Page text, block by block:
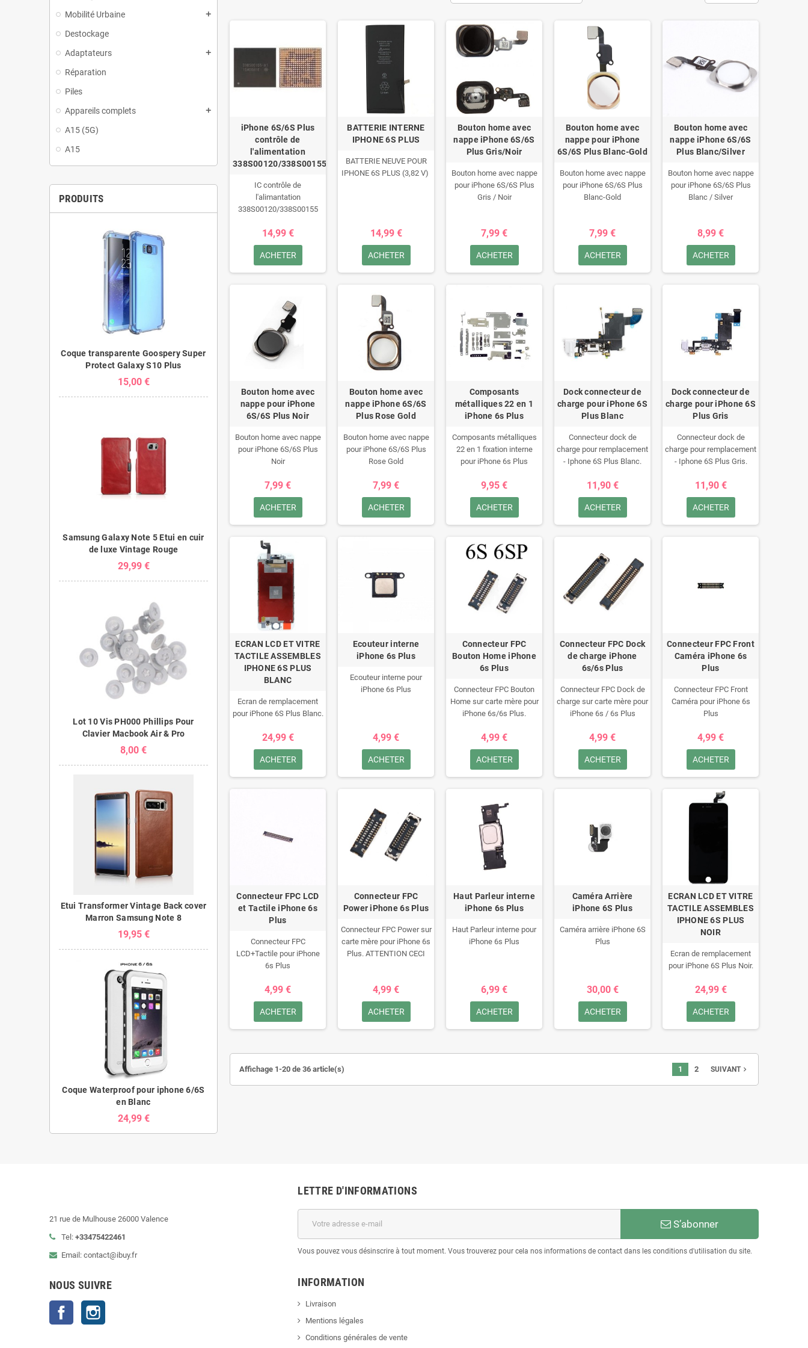
Mobilité Urbaine add
Destockage
Adaptateurs
add
Réparation
Piles
Appareils complets
add
A15 (5G)
A15
PRODUITS
Coque transparente Goospery Super
Protect Galaxy S10 Plus
15,00 €
Samsung Galaxy Note 5 Etui en cuir
de luxe Vintage Rouge
29,99 €
Lot 10 Vis PH000 Phillips Pour
Clavier Macbook Air & Pro
8,00 €
Etui Transformer Vintage Back cover
Marron Samsung Note 8
19,95 €
Coque Waterproof pour iphone 6/6S
en Blanc
24,99 €
iPhone 6S/6S Plus
contrôle de
l'alimentation
338S00120/338S00155
IC contrôle de
l'alimantation
338S00120/338S00155
6s Plus.
14,99 €
ACHETER
BATTERIE INTERNE
IPHONE 6S PLUS
BATTERIE NEUVE POUR
IPHONE 6S PLUS (3,82 V)
14,99 €
ACHETER
Bouton home avec
nappe iPhone 6S/6S
Plus Gris/Noir
Bouton home avec nappe
pour iPhone 6S/6S Plus
Gris / Noir
7,99 €
ACHETER
Bouton home avec
nappe pour iPhone
6S/6S Plus Blanc-Gold
Bouton home avec nappe
pour iPhone 6S/6S Plus
Blanc-Gold
7,99 €
ACHETER
Bouton home avec
nappe iPhone 6S/6S
Plus Blanc/Silver
Bouton home avec nappe
pour iPhone 6S/6S Plus
Blanc / Silver
8,99 €
ACHETER
Bouton home avec
nappe pour iPhone
6S/6S Plus Noir
Bouton home avec nappe
pour iPhone 6S/6S Plus
Noir
7,99 €
ACHETER
Bouton home avec
nappe iPhone 6S/6S
Plus Rose Gold
Bouton home avec nappe
pour iPhone 6S/6S Plus
Rose Gold
7,99 €
ACHETER
Composants
métalliques 22 en 1
iPhone 6s Plus
Composants métalliques
22 en 1 fixation interne
pour iPhone 6s Plus
9,95 €
ACHETER
Dock connecteur de
charge pour iPhone 6S
Plus Blanc
Connecteur dock de
charge pour remplacement
- Iphone 6S Plus Blanc.
11,90 €
ACHETER
Dock connecteur de
charge pour iPhone 6S
Plus Gris
Connecteur dock de
charge pour remplacement
- Iphone 6S Plus Gris.
11,90 €
ACHETER
ECRAN LCD ET VITRE
TACTILE ASSEMBLES
IPHONE 6S PLUS
BLANC
Ecran de remplacement
pour iPhone 6S Plus Blanc.
24,99 €
ACHETER
Ecouteur interne
iPhone 6s Plus
Ecouteur interne pour
iPhone 6s Plus
4,99 €
ACHETER
Connecteur FPC
Bouton Home iPhone
6s Plus
Connecteur FPC Bouton
Home sur carte mère pour
iPhone 6s/6s Plus.
PAS UNE CARTE
MERE.RETOUR REFUSE
4,99 €
ACHETER
Connecteur FPC Dock
de charge iPhone
6s/6s Plus
Connecteur FPC Dock de
charge sur carte mère pour
iPhone 6s / 6s Plus
PAS UNE CARTE
MERE.RETOUR REFUSE
4,99 €
ACHETER
Connecteur FPC Front
Caméra iPhone 6s
Plus
Connecteur FPC Front
Caméra pour iPhone 6s
Plus
4,99 €
ACHETER
Connecteur FPC LCD
et Tactile iPhone 6s
Plus
Connecteur FPC
LCD+Tactile pour iPhone
6s Plus
4,99 €
ACHETER
Connecteur FPC
Power iPhone 6s Plus
Connecteur FPC Power sur
carte mère pour iPhone 6s
Plus. ATTENTION CECI
4,99 €
ACHETER
Haut Parleur interne
iPhone 6s Plus
Haut Parleur interne pour
iPhone 6s Plus
6,99 €
ACHETER
Caméra Arrière
iPhone 6S Plus
Caméra arrière iPhone 6S
Plus
30,00 €
ACHETER
ECRAN LCD ET VITRE
TACTILE ASSEMBLES
IPHONE 6S PLUS
NOIR
Ecran de remplacement
pour iPhone 6S Plus Noir.
24,99 €
ACHETER
Affichage 1-20 de 36 article(s) 1 2 SUIVANTnavigate_next
21 rue de Mulhouse 26000 Valence
Tel: +33475422461
Email: contact@ibuy.fr
NOUS SUIVRE
Facebook
LETTRE D'INFORMATIONS
S’abonner
Vous pouvez vous désinscrire à tout moment. Vous trouverez pour cela nos informations de contact dans les conditions d'utilisation du site.
INFORMATION
Livraison
Mentions légales
Conditions générales de vente